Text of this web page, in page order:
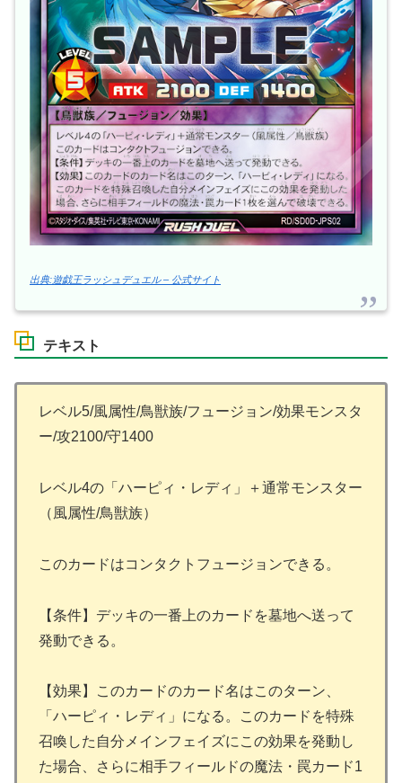
出典:遊戯王ラッシュデュエル – 公式サイト
テキスト
レベル5/風属性/鳥獣族/フュージョン/効果モンスタ
ー/攻2100/守1400
レベル4の「ハーピィ・レディ」＋通常モンスター
（風属性/鳥獣族）
このカードはコンタクトフュージョンできる。
【条件】デッキの一番上のカードを墓地へ送って
発動できる。
【効果】このカードのカード名はこのターン、
「ハーピィ・レディ」になる。このカードを特殊
召喚した自分メインフェイズにこの効果を発動し
た場合、さらに相手フィールドの魔法・罠カード1